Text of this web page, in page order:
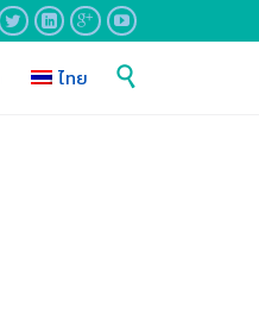
   
Skip
to
ไทย 